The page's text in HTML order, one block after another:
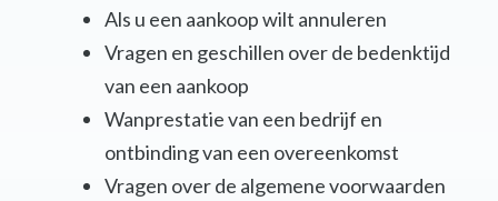
Als u een aankoop wilt annuleren
Vragen en geschillen over de bedenktijd
van een aankoop
Wanprestatie van een bedrijf en
ontbinding van een overeenkomst
Vragen over de algemene voorwaarden